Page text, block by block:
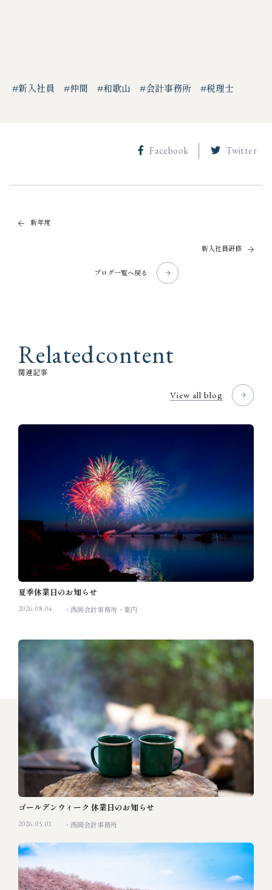
#新入社員 #仲間 #和歌山 #会計事務所 #税理士
Facebook Twitter
新年度
ブログ一覧へ戻る
新入社員研修
関連記事
Relatedcontent
View all blog
夏季休業日のお知らせ
2026.08.04 西岡会計事務所 案内
ゴールデンウィーク 休業日のお知らせ
2026.05.01 西岡会計事務所